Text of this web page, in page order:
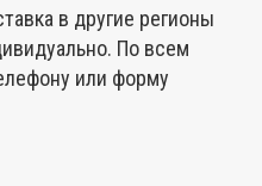
в другие регионы
По всем
или форму